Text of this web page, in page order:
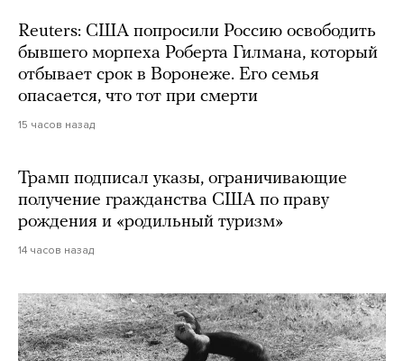
Reuters: США попросили Россию освободить
бывшего морпеха Роберта Гилмана, который
отбывает срок в Воронеже. Его семья
опасается, что тот при смерти
15 часов назад
Трамп подписал указы, ограничивающие
получение гражданства США по праву
рождения и «родильный туризм»
14 часов назад